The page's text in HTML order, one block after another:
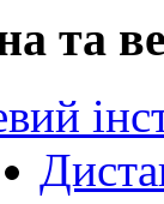
та